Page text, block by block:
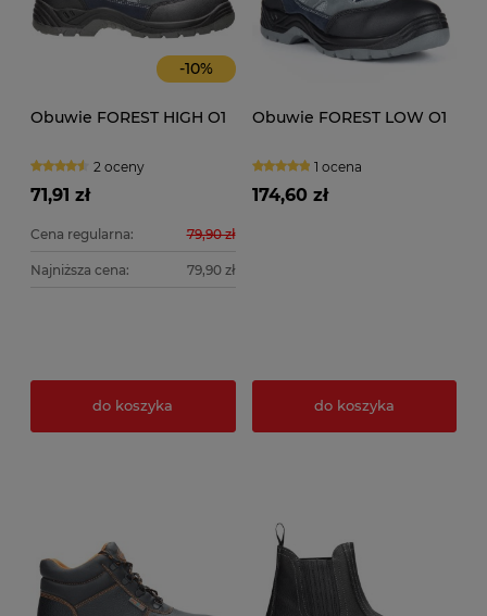
-10%
Obuwie FOREST HIGH O1
2 oceny
71,91 zł
Cena regularna: 79,90 zł
Najniższa cena: 79,90 zł
do koszyka
Obuwie FOREST LOW O1
1 ocena
174,60 zł
do koszyka